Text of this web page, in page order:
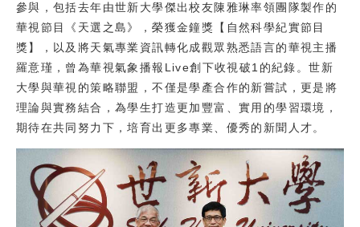
參與，包括去年由世新大學傑出校友陳雅琳率領團隊製作的
華視節目《天選之島》，榮獲金鐘獎【自然科學紀實節目
獎】，以及將天氣專業資訊轉化成觀眾熟悉語言的華視主播
羅意瑾，曾為華視氣象播報Live創下收視破1的紀錄。世新
大學與華視的策略聯盟，不僅是學產合作的新嘗試，更是將
理論與實務結合，為學生打造更加豐富、實用的學習環境，
期待在共同努力下，培育出更多專業、優秀的新聞人才。